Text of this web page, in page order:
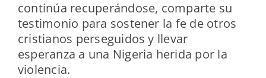
continúa recuperándose, comparte su
testimonio para sostener la fe de otros
cristianos perseguidos y llevar
esperanza a una Nigeria herida por la
violencia.